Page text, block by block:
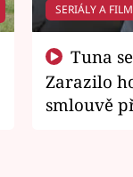
SERIÁLY A
Zarazilo
smlouvě